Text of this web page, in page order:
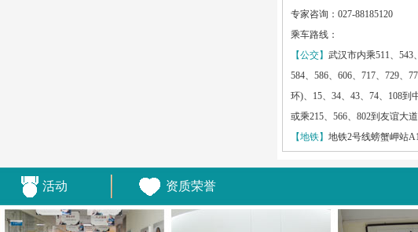
专家咨询：027-88185120
乘车路线：
【公交】 武汉市内乘511、543
584、586、606、717、729、
环)、15、34、43、74、108到
或乘215、566、802到友谊大
【地铁】 地铁2号线螃蟹岬站
活动 资质荣誉